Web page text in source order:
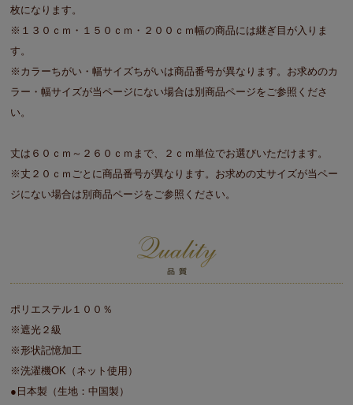
枚になります。
※１３０ｃｍ・１５０ｃｍ・２００ｃｍ幅の商品には継ぎ目が入りま
す。
※カラーちがい・幅サイズちがいは商品番号が異なります。お求めのカ
ラー・幅サイズが当ページにない場合は別商品ページをご参照くださ
い。
丈は６０ｃｍ～２６０ｃｍまで、２ｃｍ単位でお選びいただけます。
※丈２０ｃｍごとに商品番号が異なります。お求めの丈サイズが当ペー
ジにない場合は別商品ページをご参照ください。
ポリエステル１００％
※遮光２級
※形状記憶加工
※洗濯機OK（ネット使用）
●日本製（生地：中国製）